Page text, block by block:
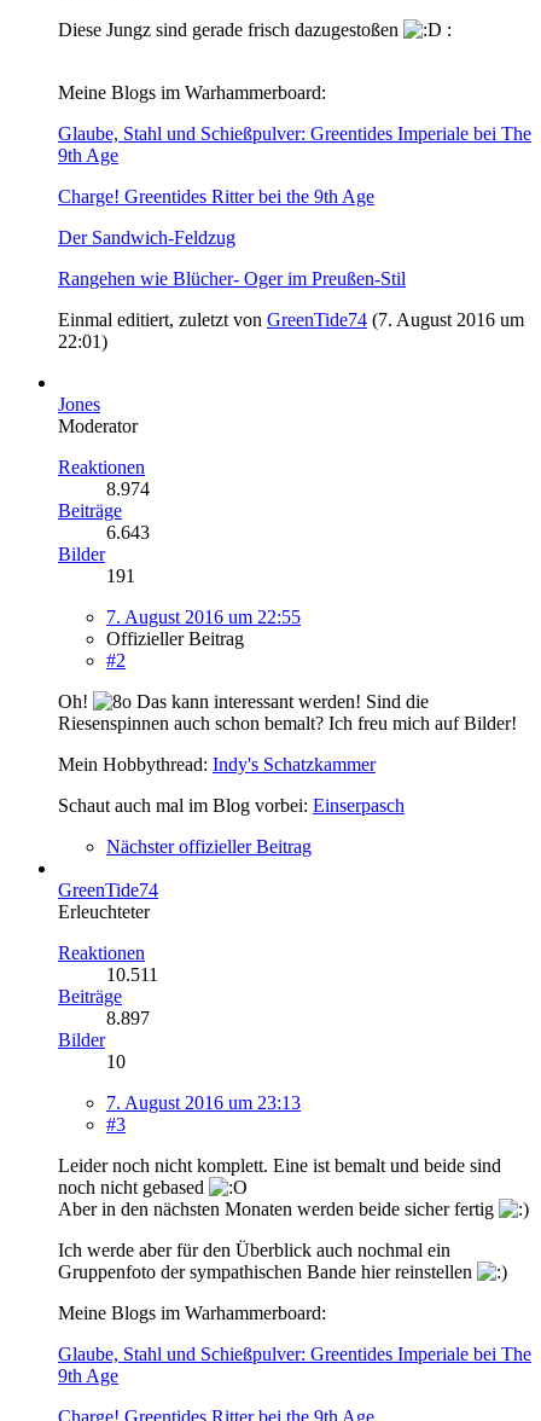
Diese Jungz sind gerade frisch dazugestoßen
:
Meine Blogs im Warhammerboard:
Glaube, Stahl und Schießpulver: Greentides Imperiale bei The
9th Age
Charge! Greentides Ritter bei the 9th Age
Der Sandwich-Feldzug
Rangehen wie Blücher- Oger im Preußen-Stil
Einmal editiert, zuletzt von GreenTide74 (7. August 2016 um
22:01)
Jones
Moderator
Reaktionen
8.974
Beiträge
6.643
Bilder
191
7. August 2016 um 22:55
Offizieller Beitrag
#2
Oh!
Das kann interessant werden! Sind die
Riesenspinnen auch schon bemalt? Ich freu mich auf Bilder!
Mein Hobbythread: Indy's Schatzkammer
Schaut auch mal im Blog vorbei: Einserpasch
Nächster offizieller Beitrag
GreenTide74
Erleuchteter
Reaktionen
10.511
Beiträge
8.897
Bilder
10
7. August 2016 um 23:13
#3
Leider noch nicht komplett. Eine ist bemalt und beide sind
noch nicht gebased
Aber in den nächsten Monaten werden beide sicher fertig
Ich werde aber für den Überblick auch nochmal ein
Gruppenfoto der sympathischen Bande hier reinstellen
Meine Blogs im Warhammerboard:
Glaube, Stahl und Schießpulver: Greentides Imperiale bei The
9th Age
Charge! Greentides Ritter bei the 9th Age